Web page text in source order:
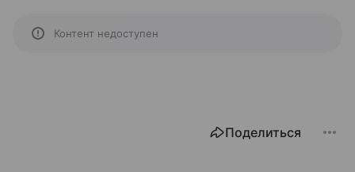
Контент недоступен
Поделиться